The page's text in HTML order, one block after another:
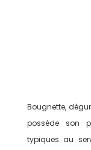
Bougnette,
possède son
typiques au